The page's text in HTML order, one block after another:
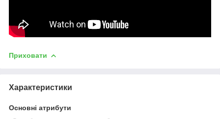
Приховати
Характеристики
Основні атрибути